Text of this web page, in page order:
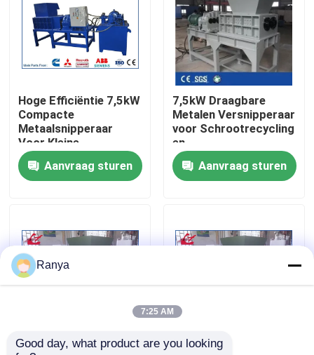
Over ons
Kwaliteitscontrole
Neem contact met ons op
Gevallen
Industriële Persmachine
Hoge Efficiëntie 7,5kW
Compacte
Metaalsnipperaar
Voor Kleine
Schrootrecyclagefabrieken
Met Eenvoudige
Structuur
Aanvraag sturen
7,5kW Draagbare
Metalen Versnipperaar
voor Schrootrecycling
en
Volumevermindering
Aanvraag sturen
Industriële
Metalen versnipper
Ranya
7:25 AM
Good day, what product are you looking